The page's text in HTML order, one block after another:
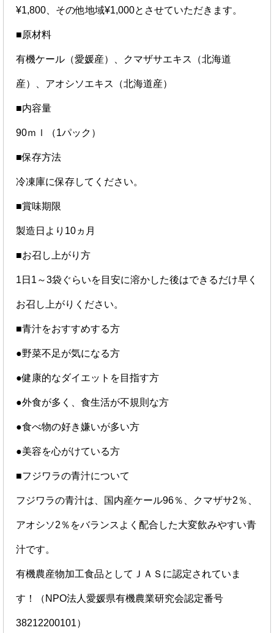
¥1,800、その他地域¥1,000とさせていただきます。
■原材料
有機ケール（愛媛産）、クマザサエキス（北海道
産）、アオシソエキス（北海道産）
■内容量
90ｍｌ（1パック）
■保存方法
冷凍庫に保存してください。
■賞味期限
製造日より10ヵ月
■お召し上がり方
1日1～3袋ぐらいを目安に溶かした後はできるだけ早く
お召し上がりください。
■青汁をおすすめする方
●野菜不足が気になる方
●健康的なダイエットを目指す方
●外食が多く、食生活が不規則な方
●食べ物の好き嫌いが多い方
●美容を心がけている方
■フジワラの青汁について
フジワラの青汁は、国内産ケール96％、クマザサ2％、
アオシソ2％をバランスよく配合した大変飲みやすい青
汁です。
有機農産物加工食品としてＪＡＳに認定されていま
す！（NPO法人愛媛県有機農業研究会認定番号
38212200101）